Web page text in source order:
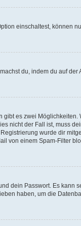
einschaltest, können
du, indem du auf
gibt es zwei Möglichkeiten.
nicht der Fall ist, muss
wurde dir
von einem Spam-Filter
dein Passwort. Es kann
haben, um die